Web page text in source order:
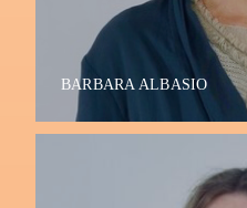
BARBARA ALBASIO